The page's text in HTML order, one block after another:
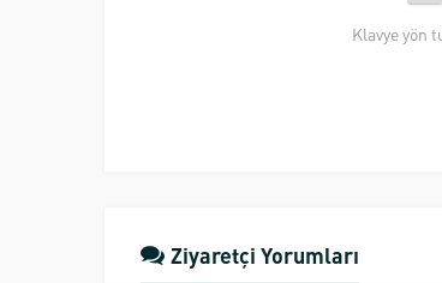
Klavye yön
Ziyaretçi Yorumları